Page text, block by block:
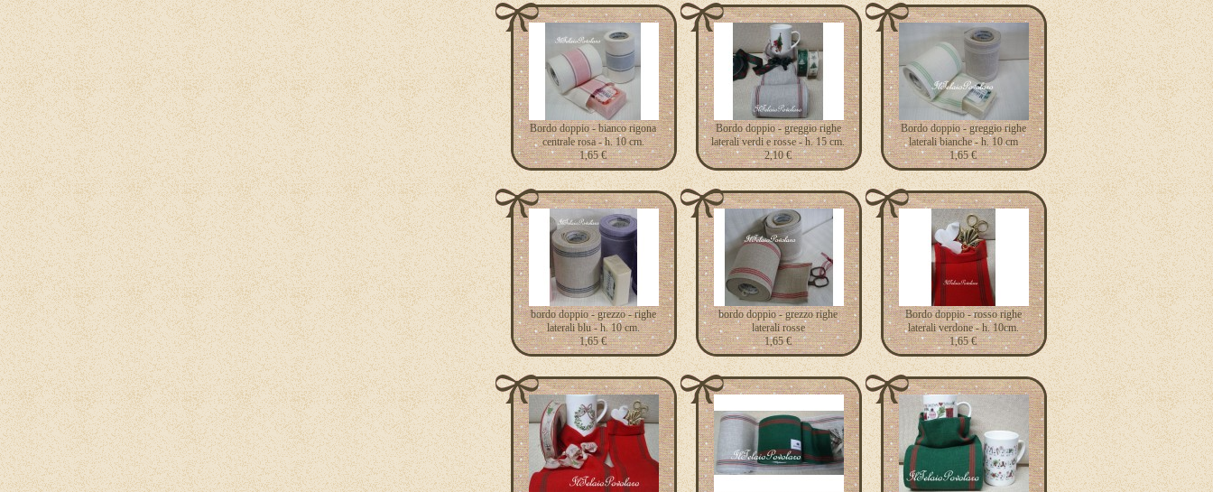
Bordo doppio - bianco rigona
centrale rosa - h. 10 cm.
1,65 €
Bordo doppio - greggio righe
laterali verdi e rosse - h. 15 cm.
2,10 €
Bordo doppio - greggio righe
laterali bianche - h. 10 cm
1,65 €
bordo doppio - grezzo - righe
laterali blu - h. 10 cm.
1,65 €
bordo doppio - grezzo righe
laterali rosse
1,65 €
Bordo doppio - rosso righe
laterali verdone - h. 10cm.
1,65 €